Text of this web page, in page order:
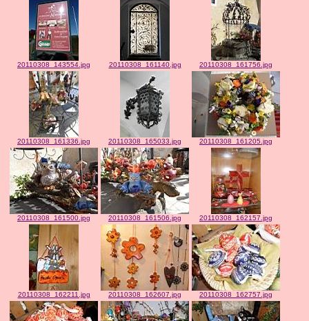
20110308_143554.jpg 20110308_161140.jpg 20110308_161756.jpg
20110308_161336.jpg 20110308_165033.jpg 20110308_161205.jpg
20110308_161500.jpg 20110308_161506.jpg 20110308_162157.jpg
20110308_162211.jpg 20110308_162607.jpg 20110308_162757.jpg